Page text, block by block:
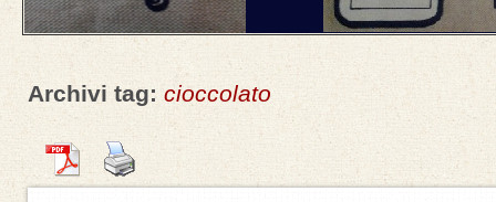
Archivi tag: cioccolato